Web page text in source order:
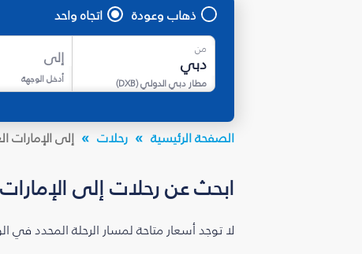
ذهاب وعودة اتجاه واحد
من
مطار دبي الدولي(
DXB
)
إلى
أدخل الوجهة
الصفحة الرئيسية رحلات إلى الإمارات
ابحث عن رحلات إلى الإمارات
لا توجد أسعار متاحة لمسار الرحلة المحدد في